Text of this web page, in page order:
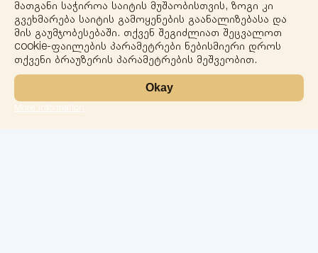
+
−
მათგანი საჭიროა საიტის მუშაობისთვის, ზოგი კი
გვეხმარება საიტის გამოყენების გაანალიზებასა და
მის გაუმჯობესებაში. თქვენ შეგიძლიათ შეცვალოთ
cookie-ფაილების პარამეტრები ნებისმიერი დროს
თქვენი ბრაუზერის პარამეტრების მეშვეობით.
Okay
More information